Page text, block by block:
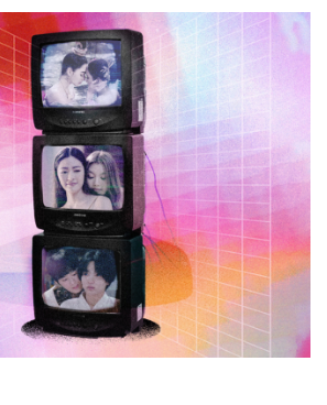
TWEET LINE EMAIL